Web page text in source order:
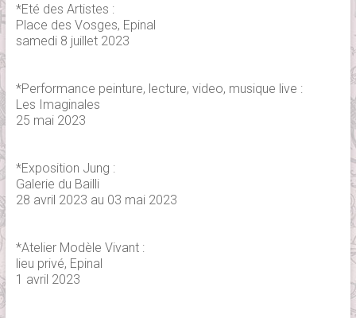
*Eté des Artistes :
Place des Vosges, Epinal
samedi 8 juillet 2023
*Performance peinture, lecture, video, musique live :
Les Imaginales
25 mai 2023
*Exposition Jung :
Galerie du Bailli
28 avril 2023 au 03 mai 2023
*Atelier Modèle Vivant :
lieu privé, Epinal
1 avril 2023